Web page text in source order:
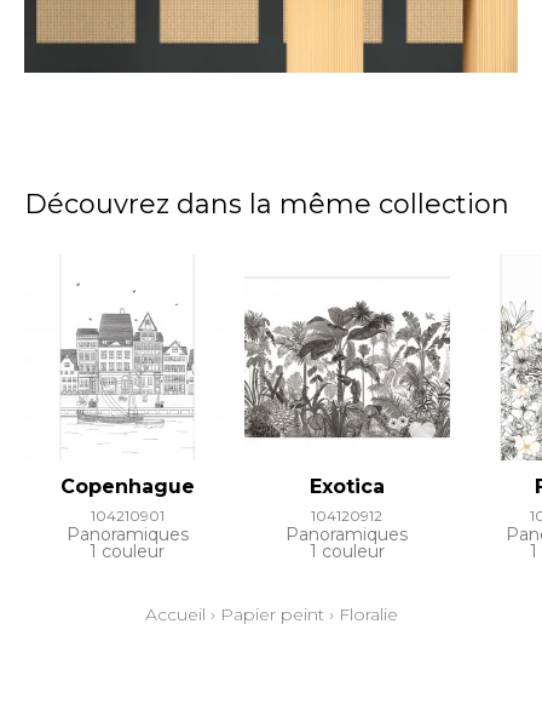
Découvrez dans la même collection
Copenhague
104210901
Panoramiques
1 couleur
Exotica
104120912
Panoramiques
1 couleur
Accueil › Papier peint › Floralie